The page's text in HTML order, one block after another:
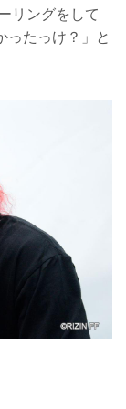
リングをして
ったっけ？」と